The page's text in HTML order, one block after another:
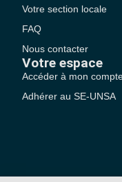
Votre section locale
FAQ
Nous contacter
Votre espace
Accéder à mon
Adhérer au SE-UNSA